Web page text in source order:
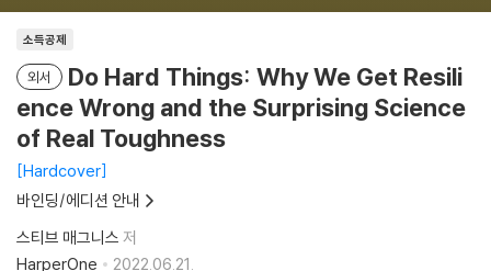
소득공제
외서
Do Hard Things: Why We Get Resili
ence Wrong and the Surprising Science
of Real Toughness
Hardcover
바인딩/에디션 안내
스티브 매그니스 저
HarperOne
2022.06.21.